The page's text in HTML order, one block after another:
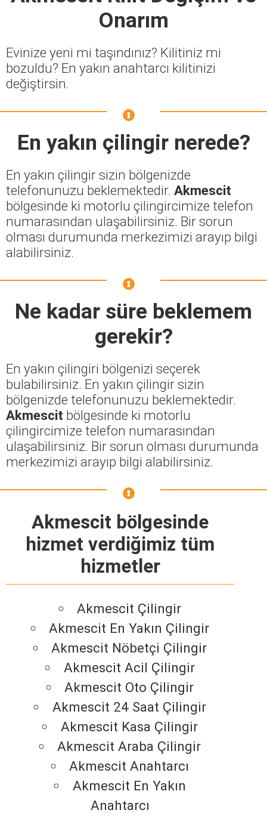
Onarım
Evinize yeni mi taşındınız? Kilitiniz mi
bozuldu? En yakın anahtarcı kilitinizi
değiştirsin.
En yakın çilingir nerede?
En yakın çilingir sizin bölgenizde
telefonunuzu beklemektedir. Akmescit
bölgesinde ki motorlu çilingircimize telefon
numarasından ulaşabilirsiniz. Bir sorun
olması durumunda merkezimizi arayıp bilgi
alabilirsiniz.
Ne kadar süre beklemem
gerekir?
En yakın çilingiri bölgenizi seçerek
bulabilirsiniz. En yakın çilingir sizin
bölgenizde telefonunuzu beklemektedir.
Akmescit bölgesinde ki motorlu
çilingircimize telefon numarasından
ulaşabilirsiniz. Bir sorun olması durumunda
merkezimizi arayıp bilgi alabilirsiniz.
Akmescit bölgesinde
hizmet verdiğimiz tüm
hizmetler
Akmescit Çilingir
Akmescit En Yakın Çilingir
Akmescit Nöbetçi Çilingir
Akmescit Acil Çilingir
Akmescit Oto Çilingir
Akmescit 24 Saat Çilingir
Akmescit Kasa Çilingir
Akmescit Araba Çilingir
Akmescit Anahtarcı
Akmescit En Yakın
Anahtarcı